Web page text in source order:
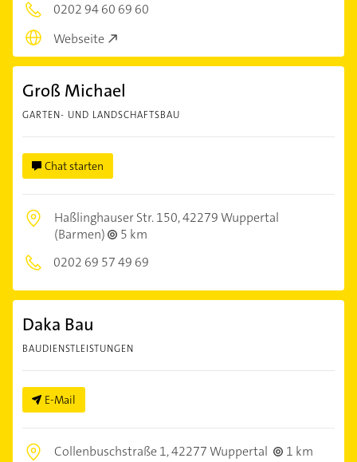
0202 94 60 69 60
Webseite
Groß Michael
GARTEN- UND LANDSCHAFTSBAU
Chat starten
Haßlinghauser Str. 150,42279 Wuppertal
(Barmen)
5 km
0202 69 57 49 69
Daka Bau
BAUDIENSTLEISTUNGEN
E-Mail
Collenbuschstraße 1,42277 Wuppertal 1 km